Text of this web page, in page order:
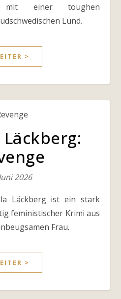
mit einer toughen
Lund.
>
2026
feministischer Krimi aus
Frau.
>